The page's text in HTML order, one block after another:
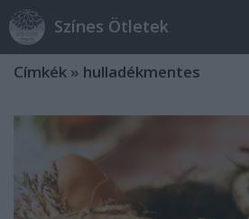
Színes Ötletek
Címkék » hulladékmentes